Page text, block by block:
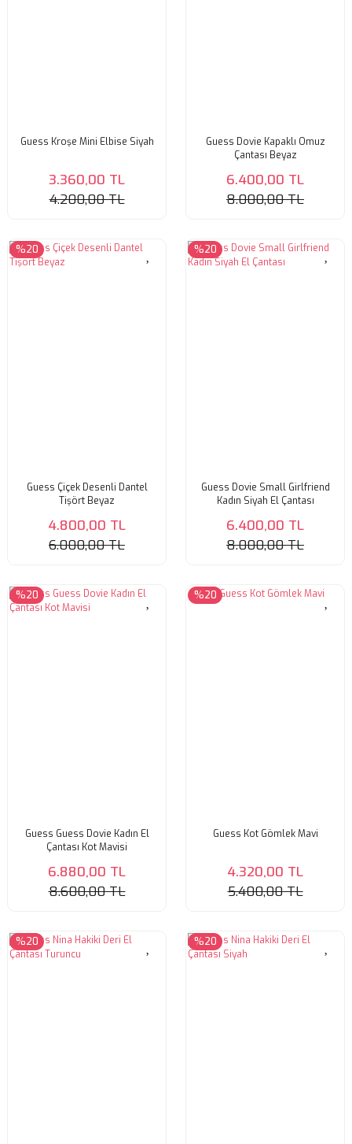
Guess Kroşe Mini Elbise Siyah
3.360,00 TL
4.200,00 TL
Guess Dovie Kapaklı Omuz
Çantası Beyaz
6.400,00 TL
8.000,00 TL
%20
Guess Çiçek Desenli Dantel
Tişört Beyaz
4.800,00 TL
6.000,00 TL
%20
Guess Dovie Small Girlfriend
Kadın Siyah El Çantası
6.400,00 TL
8.000,00 TL
%20
Guess Guess Dovie Kadın El
Çantası Kot Mavisi
6.880,00 TL
8.600,00 TL
%20
Guess Kot Gömlek Mavi
4.320,00 TL
5.400,00 TL
%20 %20